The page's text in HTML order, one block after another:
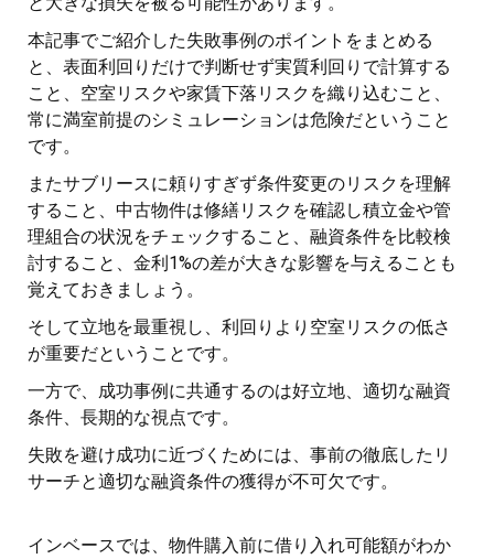
本記事でご紹介した失敗事例のポイントをまとめる
と、表面利回りだけで判断せず実質利回りで計算する
こと、空室リスクや家賃下落リスクを織り込むこと、
常に満室前提のシミュレーションは危険だということ
です。
またサブリースに頼りすぎず条件変更のリスクを理解
すること、中古物件は修繕リスクを確認し積立金や管
理組合の状況をチェックすること、融資条件を比較検
討すること、金利1%の差が大きな影響を与えることも
覚えておきましょう。
そして立地を最重視し、利回りより空室リスクの低さ
が重要だということです。
一方で、成功事例に共通するのは好立地、適切な融資
条件、長期的な視点です。
失敗を避け成功に近づくためには、事前の徹底したリ
サーチと適切な融資条件の獲得が不可欠です。
インベースでは、物件購入前に借り入れ可能額がわか